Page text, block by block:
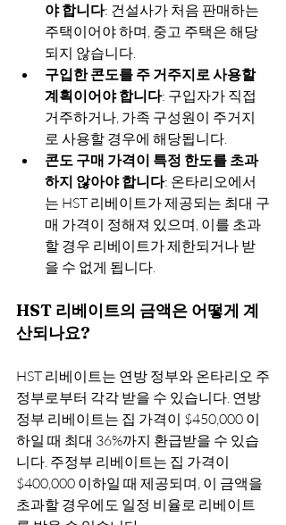
야 합니다: 건설사가 처음 판매하는
주택이어야 하며, 중고 주택은 해당
되지 않습니다.
구입한 콘도를 주 거주지로 사용할
계획이어야 합니다: 구입자가 직접
거주하거나, 가족 구성원이 주거지
로 사용할 경우에 해당됩니다.
콘도 구매 가격이 특정 한도를 초과
하지 않아야 합니다: 온타리오에서
는 HST 리베이트가 제공되는 최대 구
매 가격이 정해져 있으며, 이를 초과
할 경우 리베이트가 제한되거나 받
을 수 없게 됩니다.
HST 리베이트의 금액은 어떻게 계
산되나요?
HST 리베이트는 연방 정부와 온타리오 주
정부로부터 각각 받을 수 있습니다. 연방
정부 리베이트는 집 가격이 $450,000 이
하일 때 최대 36%까지 환급받을 수 있습
니다. 주정부 리베이트는 집 가격이
$400,000 이하일 때 제공되며, 이 금액을
초과할 경우에도 일정 비율로 리베이트